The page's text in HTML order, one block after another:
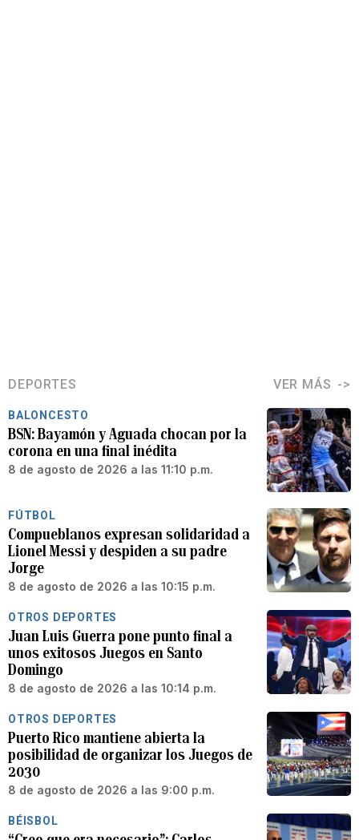
DEPORTES VER MÁS
BALONCESTO
BSN: Bayamón y Aguada chocan por la
corona en una final inédita
8 de agosto de 2026 a las 11:10 p.m.
FÚTBOL
Compueblanos expresan solidaridad a
Lionel Messi y despiden a su padre
Jorge
8 de agosto de 2026 a las 10:15 p.m.
OTROS DEPORTES
Juan Luis Guerra pone punto final a
unos exitosos Juegos en Santo
Domingo
8 de agosto de 2026 a las 10:14 p.m.
OTROS DEPORTES
Puerto Rico mantiene abierta la
posibilidad de organizar los Juegos de
2030
8 de agosto de 2026 a las 9:00 p.m.
BÉISBOL